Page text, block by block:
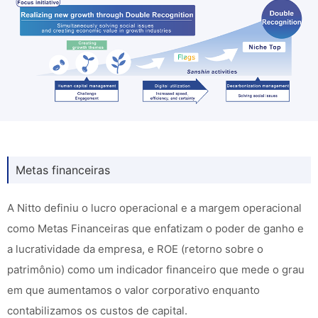
Metas financeiras
A Nitto definiu o lucro operacional e a margem operacional
como Metas Financeiras que enfatizam o poder de ganho e
a lucratividade da empresa, e ROE (retorno sobre o
patrimônio) como um indicador financeiro que mede o grau
em que aumentamos o valor corporativo enquanto
contabilizamos os custos de capital.